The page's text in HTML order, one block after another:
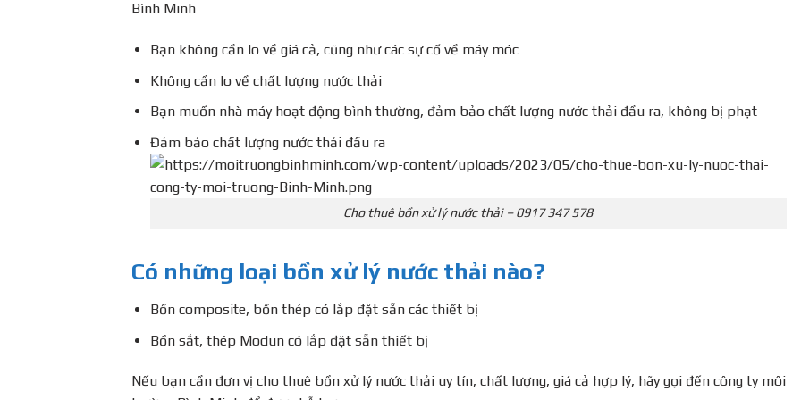
Bình Minh
Bạn không cần lo về giá cả, cũng như các sự cố về máy móc
Không cần lo về chất lượng nước thải
Bạn muốn nhà máy hoạt động bình thường, đảm bảo chất lượng nước thải đầu ra, không bị phạt
Đảm bảo chất lượng nước thải đầu ra
Cho thuê bồn xử lý nước thải – 0917 347 578
Có những loại bồn xử lý nước thải nào?
Bồn composite, bồn thép có lắp đặt sẵn các thiết bị
Bồn sắt, thép Modun có lắp đặt sẵn thiết bị
Nếu bạn cần đơn vị cho thuê bồn xử lý nước thải uy tín, chất lượng, giá cả hợp lý, hãy gọi đến công ty môi